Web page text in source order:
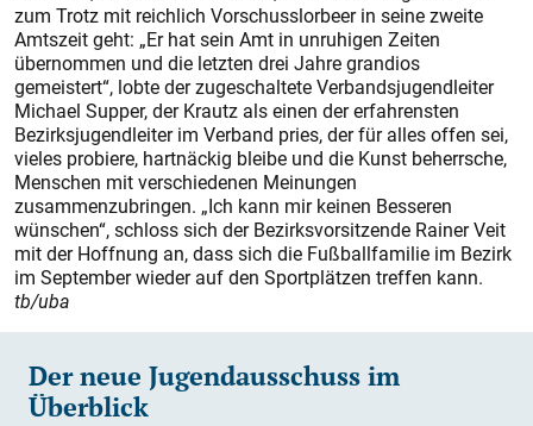
zum Trotz mit reichlich Vorschusslorbeer in seine zweite
Amtszeit geht: „Er hat sein Amt in unruhigen Zeiten
übernommen und die letzten drei Jahre grandios
gemeistert“, lobte der zugeschaltete Verbandsjugendleiter
Michael Supper, der Krautz als einen der erfahrensten
Bezirksjugendleiter im Verband pries, der für alles offen sei,
vieles probiere, hartnäckig bleibe und die Kunst beherrsche,
Menschen mit verschiedenen Meinungen
zusammenzubringen. „Ich kann mir keinen Besseren
wünschen“, schloss sich der Bezirksvorsitzende Rainer Veit
mit der Hoffnung an, dass sich die Fußballfamilie im Bezirk
im September wieder auf den Sportplätzen treffen kann.
tb/uba
Der neue Jugendausschuss im
Überblick